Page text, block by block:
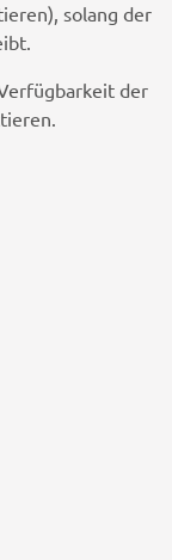
solang der
der